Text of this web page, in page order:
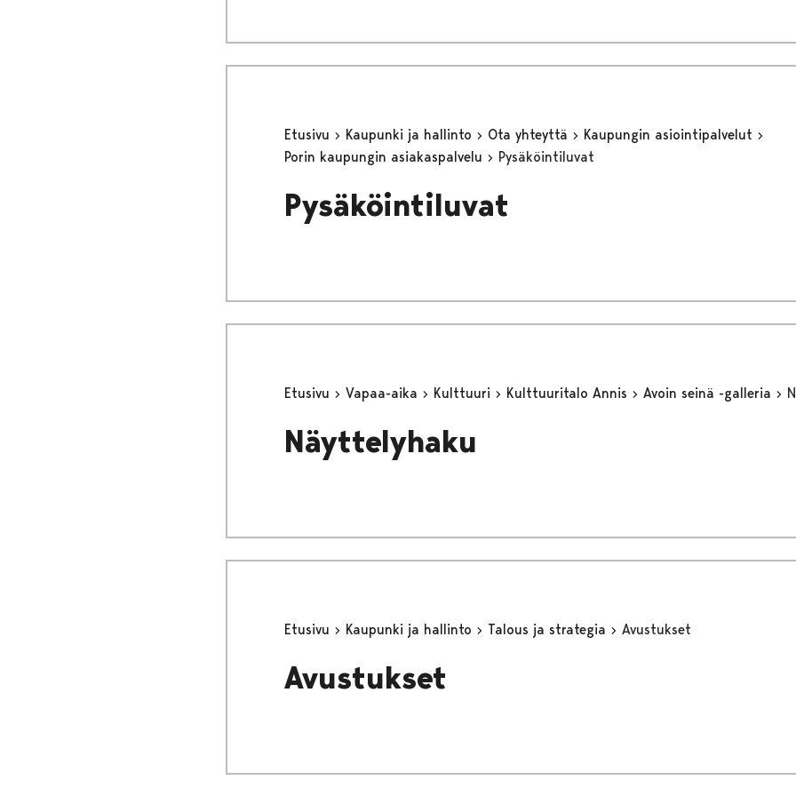
Etusivu Kaupunki ja hallinto Ota yhteyttä
Kaupungin asiointipalvelut
Porin kaupungin asiakaspalvelu
Pysäköintiluvat
Pysäköintiluvat
Etusivu Vapaa-aika Kulttuuri Kulttuuritalo Annis Avoin seinä -galleria
Näyttelyhaku
Etusivu Kaupunki ja hallinto Talous ja strategia Avustukset
Avustukset